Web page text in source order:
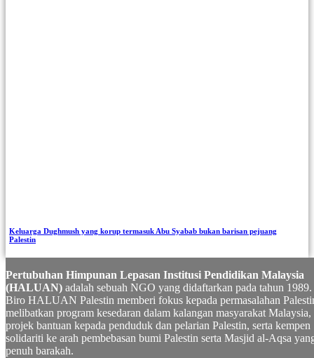
Keluarga Dughmush yang korup termasuk Abu Syabab bukan barisan pejuang
Palestin
Pertubuhan Himpunan Lepasan Institusi Pendidikan Malaysia
(HALUAN) adalah sebuah NGO yang didaftarkan pada tahun 1989.
Biro HALUAN Palestin memberi fokus kepada permasalahan
melibatkan program kesedaran dalam kalangan masyarakat Malaysia,
projek bantuan kepada penduduk dan pelarian Palestin, serta kempen
solidariti ke arah pembebasan bumi Palestin serta Masjid al-Aqsa
penuh barakah.